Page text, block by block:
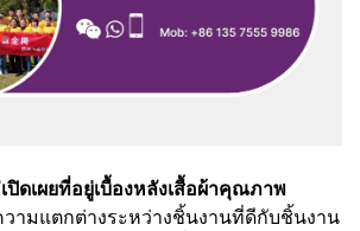
ปิดเผยที่อยู่เบื้องหลังเสื้อผ้าคุณภาพ
วามแตกต่างระหว่างชิ้นงานที่ดีกับชิ้นงาน